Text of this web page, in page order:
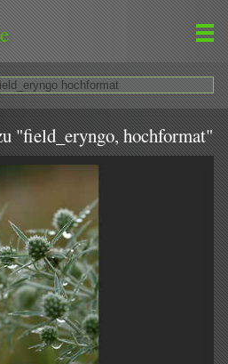
"field_eryngo, hochformat"